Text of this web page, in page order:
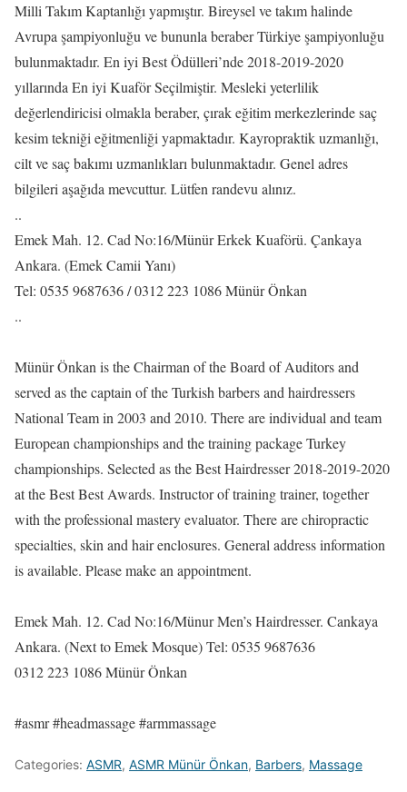
Milli Takım Kaptanlığı yapmıştır. Bireysel ve takım halinde
Avrupa şampiyonluğu ve bununla beraber Türkiye şampiyonluğu
bulunmaktadır. En iyi Best Ödülleri’nde 2018-2019-2020
yıllarında En iyi Kuaför Seçilmiştir. Mesleki yeterlilik
değerlendiricisi olmakla beraber, çırak eğitim merkezlerinde saç
kesim tekniği eğitmenliği yapmaktadır. Kayropraktik uzmanlığı,
cilt ve saç bakımı uzmanlıkları bulunmaktadır. Genel adres
bilgileri aşağıda mevcuttur. Lütfen randevu alınız.
..
Emek Mah. 12. Cad No:16/Münür Erkek Kuaförü. Çankaya
Ankara. (Emek Camii Yanı)
Tel: 0535 9687636 / 0312 223 1086 Münür Önkan
..
Münür Önkan is the Chairman of the Board of Auditors and
served as the captain of the Turkish barbers and hairdressers
National Team in 2003 and 2010. There are individual and team
European championships and the training package Turkey
championships. Selected as the Best Hairdresser 2018-2019-2020
at the Best Best Awards. Instructor of training trainer, together
with the professional mastery evaluator. There are chiropractic
specialties, skin and hair enclosures. General address information
is available. Please make an appointment.
Emek Mah. 12. Cad No:16/Münur Men’s Hairdresser. Cankaya
Ankara. (Next to Emek Mosque) Tel: 0535 9687636
0312 223 1086 Münür Önkan
#asmr #headmassage #armmassage
Categories: ASMR, ASMR Münür Önkan, Barbers, Massage